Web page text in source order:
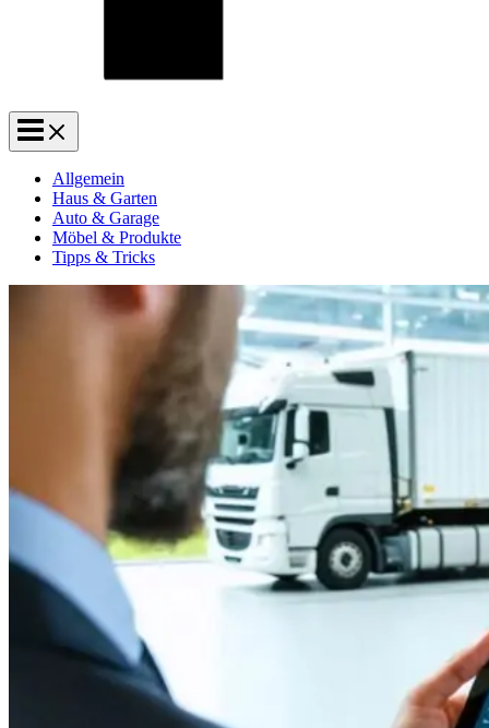
Allgemein
Haus & Garten
Auto & Garage
Möbel & Produkte
Tipps & Tricks